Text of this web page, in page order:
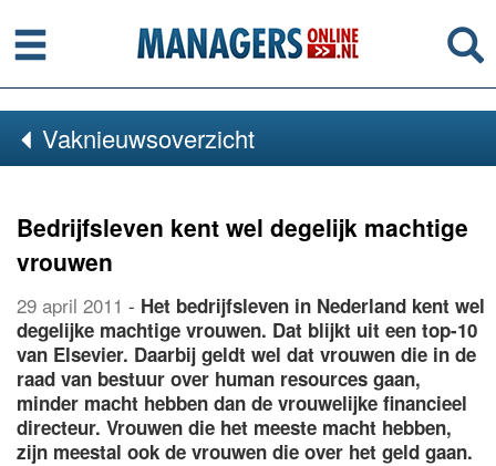
Menu
Vaknieuwsoverzicht
Bedrijfsleven kent wel degelijk machtige
vrouwen
29 april 2011 - Het bedrijfsleven in Nederland kent wel
degelijke machtige vrouwen. Dat blijkt uit een top-10
van Elsevier. Daarbij geldt wel dat vrouwen die in de
raad van bestuur over human resources gaan,
minder macht hebben dan de vrouwelijke financieel
directeur. Vrouwen die het meeste macht hebben,
zijn meestal ook de vrouwen die over het geld gaan.